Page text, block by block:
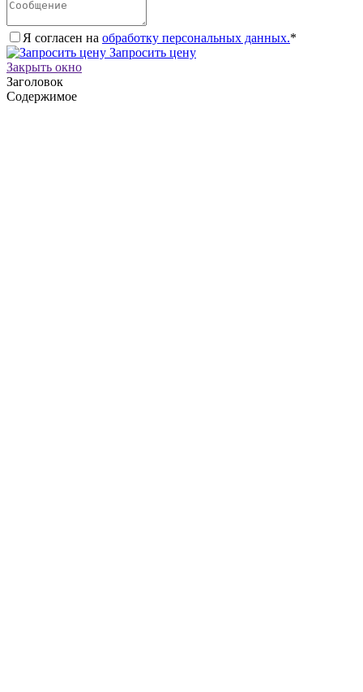
Я согласен на обработку персональных данных.*
Запросить цену
Закрыть окно
Заголовок
Содержимое